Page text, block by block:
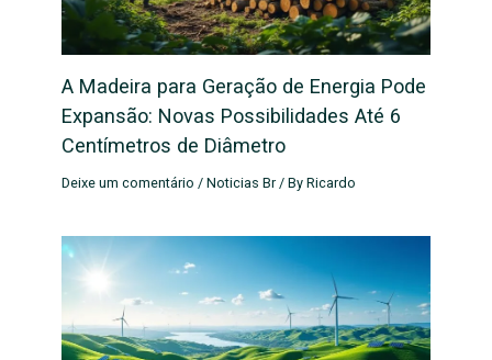
A Madeira para Geração de Energia Pode
Expansão: Novas Possibilidades Até 6
Centímetros de Diâmetro
Deixe um comentário /Noticias Br/ ByRicardo